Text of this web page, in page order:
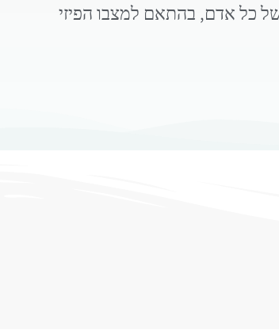
כל אדם, בהתאם למצבו הפיזי